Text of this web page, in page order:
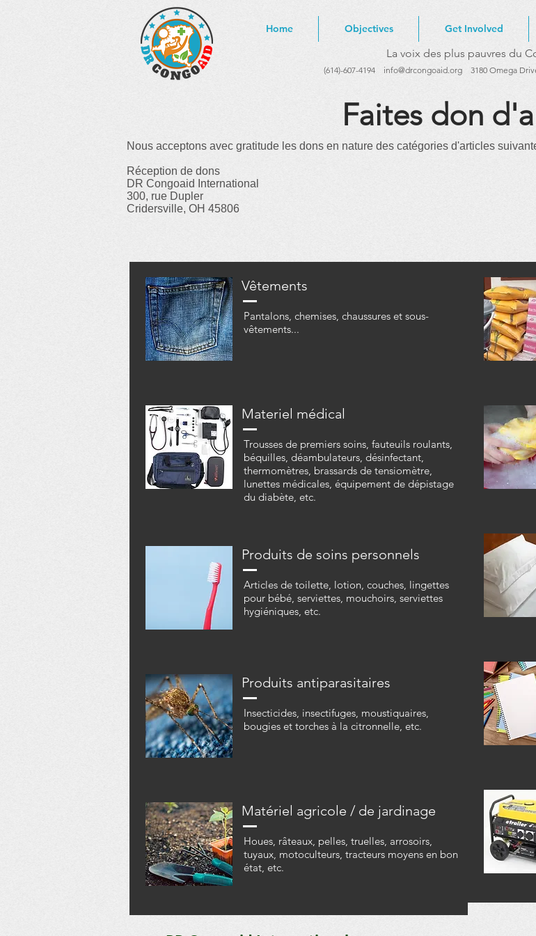
Home Objectives Get Involved
La voix des plus pauvres du
(614)-607-4194 info@drcongoaid.org 3180 Omega
Faites don
Nous acceptons avec gratitude les dons en nature des catégories d'articles
Réception de dons
DR Congoaid International
300, rue Dupler
Cridersville, OH 45806
Vêtements
Pantalons, chemises, chaussures et sous-
vêtements...
Materiel médical
Trousses de premiers soins, fauteuils roulants,
béquilles, déambulateurs, désinfectant,
thermomètres, brassards de tensiomètre,
lunettes médicales, équipement de dépistage
du diabète, etc.
Produits de soins personnels
Articles de toilette, lotion, couches, lingettes
pour bébé, serviettes, mouchoirs, serviettes
hygiéniques, etc.
Produits antiparasitaires
Insecticides, insectifuges, moustiquaires,
bougies et torches à la citronnelle, etc.
Matériel agricole / de jardinage
Houes, râteaux, pelles, truelles, arrosoirs,
tuyaux, motoculteurs, tracteurs moyens en bon
état, etc.